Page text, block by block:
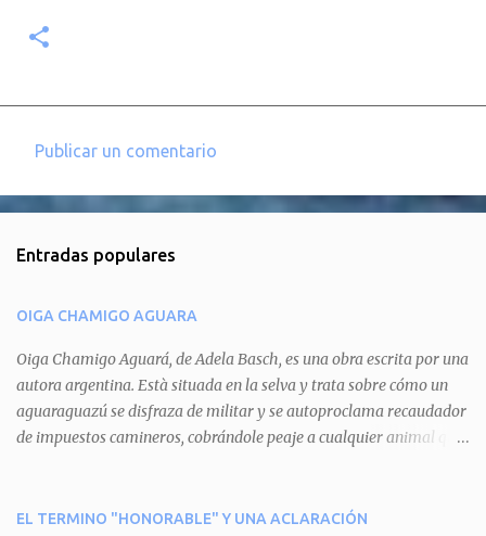
e
t
a
r
i
o
Publicar un comentario
Entradas populares
OIGA CHAMIGO AGUARA
Oiga Chamigo Aguará, de Adela Basch, es una obra escrita por una
autora argentina. Està situada en la selva y trata sobre cómo un
aguaraguazú se disfraza de militar y se autoproclama recaudador
de impuestos camineros, cobrándole peaje a cualquier animal que
aguará le provoca. De igual manera pasa con Tatú, el armadillo.
EL TERMINO "HONORABLE" Y UNA ACLARACIÓN